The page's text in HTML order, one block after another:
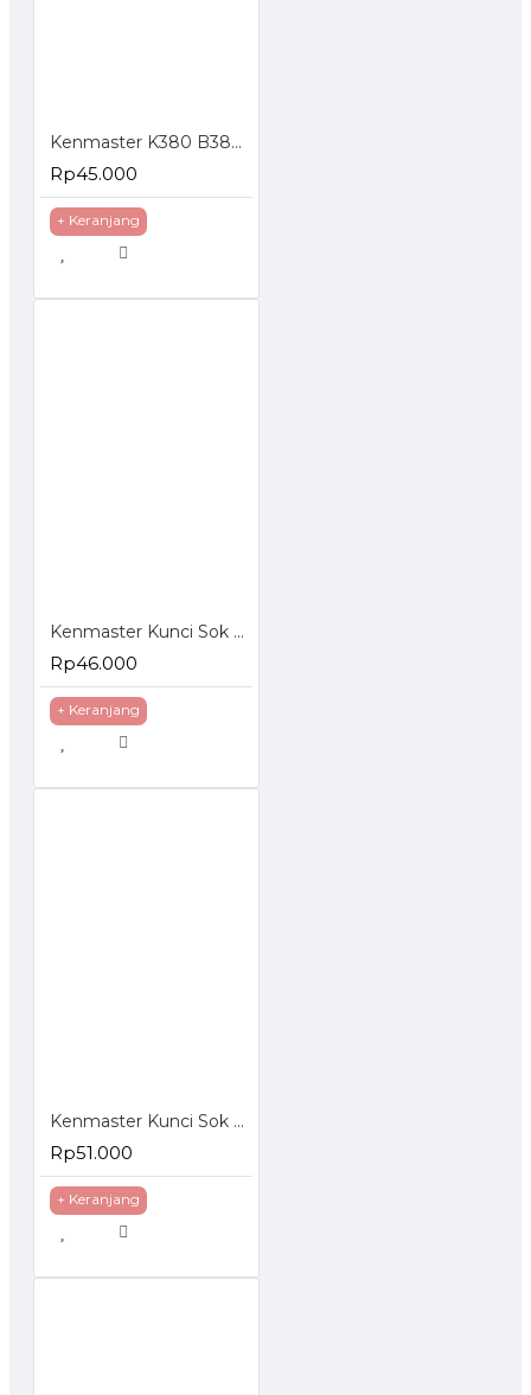
Kenmaster K380 B380 Tool Box Kotak Perkakas
Rp45.000
+ Keranjang
Kenmaster Kunci Sok Set 40 Pcs
Rp46.000
+ Keranjang
Kenmaster Kunci Sok Set 27 Pcs
Rp51.000
+ Keranjang